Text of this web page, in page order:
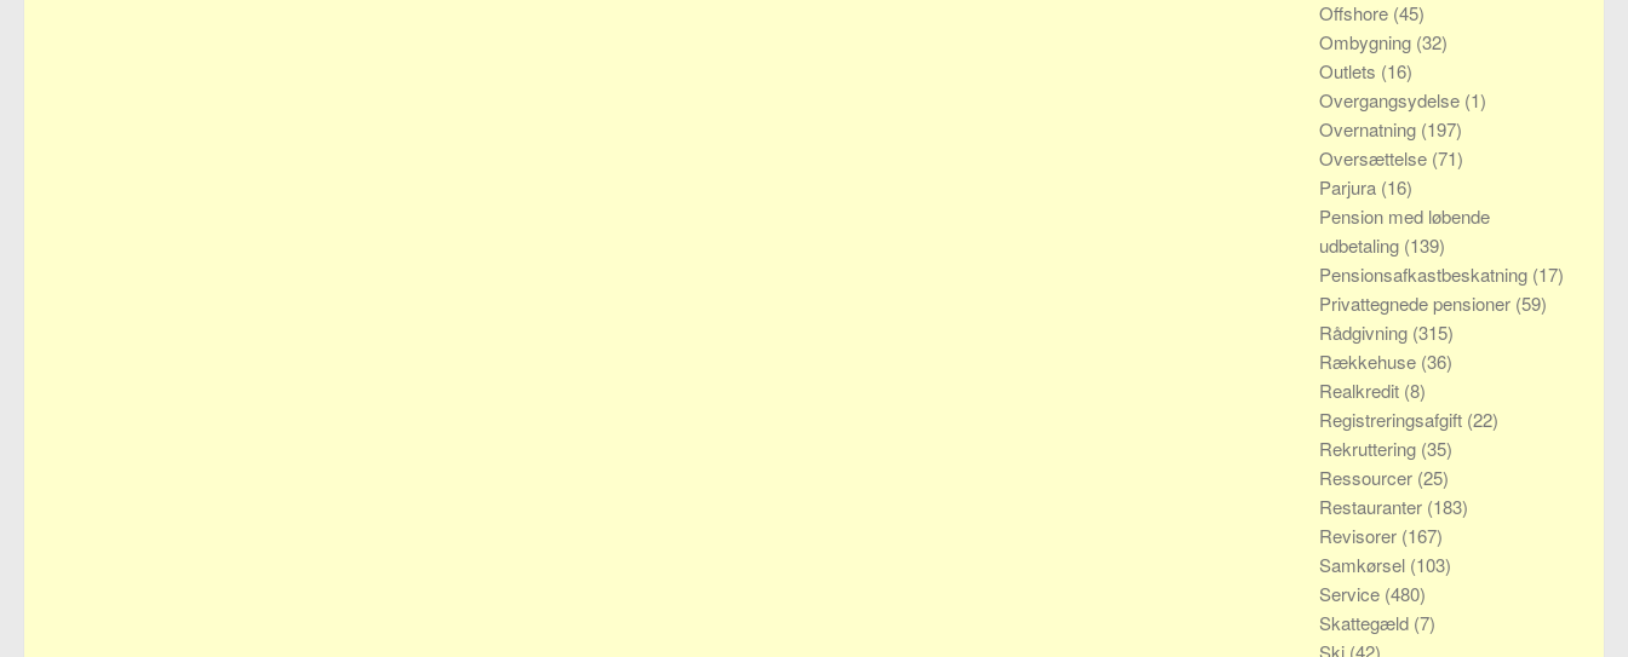
Offshore (45)
Ombygning (32)
Outlets (16)
Overgangsydelse (1)
Overnatning (197)
Oversættelse (71)
Parjura (16)
Pension med løbende
udbetaling (139)
Pensionsafkastbeskatning (17)
Privattegnede pensioner (59)
Rådgivning (315)
Rækkehuse (36)
Realkredit (8)
Registreringsafgift (22)
Rekruttering (35)
Ressourcer (25)
Restauranter (183)
Revisorer (167)
Samkørsel (103)
Service (480)
Skattegæld (7)
Ski (42)